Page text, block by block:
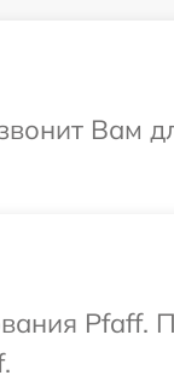
Вам
Pfaff.